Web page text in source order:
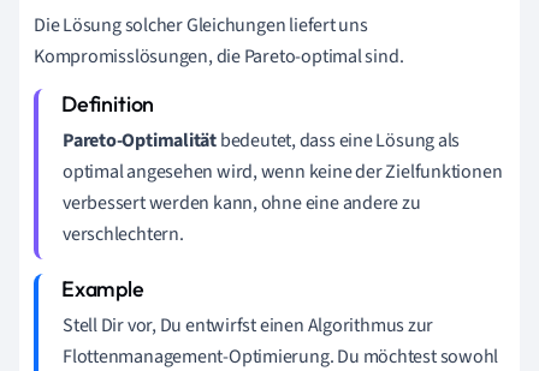
Die Lösung solcher Gleichungen liefert uns
Kompromisslösungen, die Pareto-optimal sind.
Pareto-Optimalitätbedeutet, dass eine Lösung als
optimal angesehen wird, wenn keine der Zielfunktionen
verbessert werden kann, ohne eine andere zu
verschlechtern.
Stell Dir vor, Du entwirfst einen Algorithmus zur
Flottenmanagement-Optimierung. Du möchtest sowohl